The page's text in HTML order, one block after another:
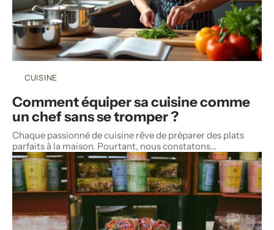
CUISINE
Comment équiper sa cuisine comme
un chef sans se tromper ?
Chaque passionné de cuisine rêve de préparer des plats
parfaits à la maison. Pourtant, nous constatons…